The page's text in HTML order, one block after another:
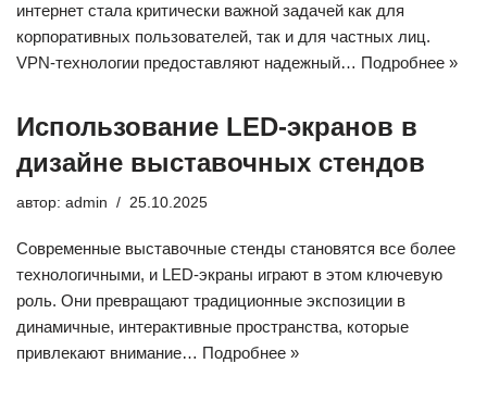
интернет стала критически важной задачей как для
корпоративных пользователей, так и для частных лиц.
VPN-технологии предоставляют надежный… Подробнее »
Использование LED-экранов в
дизайне выставочных стендов
автор: admin 25.10.2025
Современные выставочные стенды становятся все более
технологичными, и LED-экраны играют в этом ключевую
роль. Они превращают традиционные экспозиции в
динамичные, интерактивные пространства, которые
привлекают внимание… Подробнее »